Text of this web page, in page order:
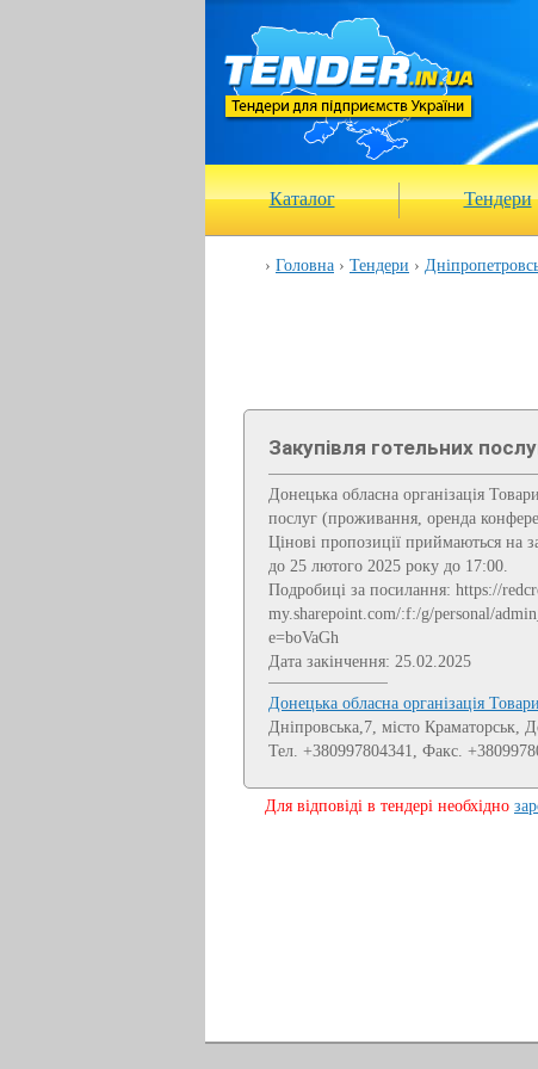
Каталог Тендери
Головна Тендери
Закупівля готельних
Донецька обласна організація
послуг (проживання, оренда
Цінові пропозиції приймаються на
до 25 лютого 2025 року до 17:00.
Подробиці за посилання: https://
my.sharepoint.com/:f:/g/personal/
e=boVaGh
Дата закінчення: 25.02.2025
Донецька обласна організація
Дніпровська,7, місто Краматорськ,
Тел. +380997804341, Факс.
Для відповіді в тендері необхідно